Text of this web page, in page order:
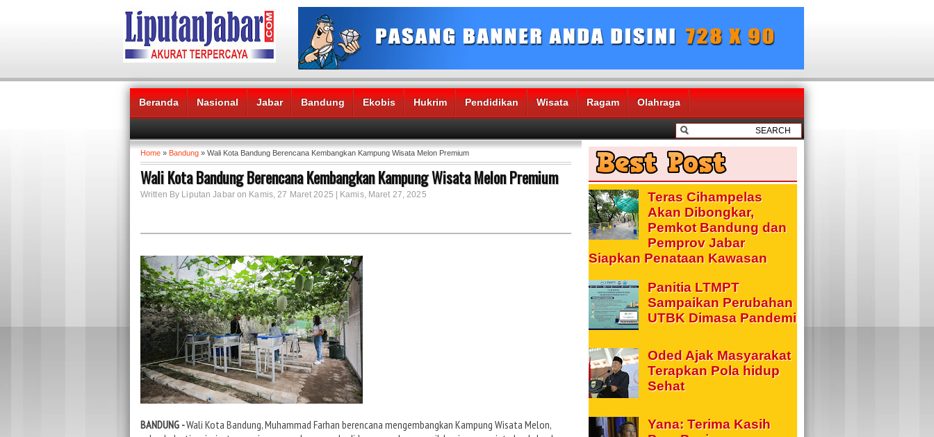
Beranda Nasional Jabar Bandung Ekobis Hukrim Pendidikan Wisata Ragam Olahraga
Headlines News :
Home » Bandung » Wali Kota Bandung Berencana Kembangkan Kampung Wisata Melon Premium
Wali Kota Bandung Berencana Kembangkan Kampung Wisata Melon Premium
Written By Liputan Jabar on Kamis, 27 Maret 2025 | Kamis, Maret 27, 2025
BANDUNG -Wali Kota Bandung, Muhammad Farhan berencana mengembangkan Kampung Wisata Melon,
Teras Cihampelas
Akan Dibongkar,
Pemkot Bandung dan
Pemprov Jabar
Siapkan Penataan Kawasan
Panitia LTMPT
Sampaikan Perubahan
UTBK Dimasa Pandemi
Oded Ajak Masyarakat
Terapkan Pola hidup
Sehat
Yana: Terima Kasih